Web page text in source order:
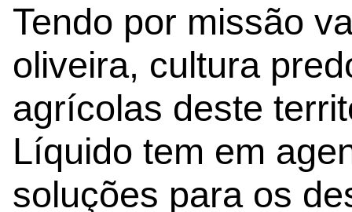
Tendo por missão
oliveira, cultura
agrícolas deste
Líquido tem em
soluções para os